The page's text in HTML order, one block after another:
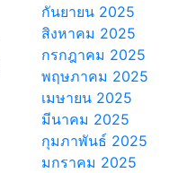
กันยายน 2025
สิงหาคม 2025
กรกฎาคม 2025
พฤษภาคม 2025
เมษายน 2025
มีนาคม 2025
กุมภาพันธ์ 2025
มกราคม 2025